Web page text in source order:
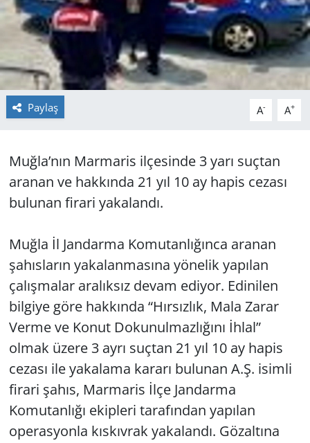
Paylaş A- A+
Muğla’nın Marmaris ilçesinde 3 yarı suçtan
aranan ve hakkında 21 yıl 10 ay hapis cezası
bulunan firari yakalandı.
Muğla İl Jandarma Komutanlığınca aranan
şahısların yakalanmasına yönelik yapılan
çalışmalar aralıksız devam ediyor. Edinilen
bilgiye göre hakkında “Hırsızlık, Mala Zarar
Verme ve Konut Dokunulmazlığını İhlal”
olmak üzere 3 ayrı suçtan 21 yıl 10 ay hapis
cezası ile yakalama kararı bulunan A.Ş. isimli
firari şahıs, Marmaris İlçe Jandarma
Komutanlığı ekipleri tarafından yapılan
operasyonla kıskıvrak yakalandı. Gözaltına
GÜNDEM
HABERDE İNSAN
KÜLTÜR SANAT
MAGAZİN
POLİTİKA
RESMİ İLANLAR
SİYASET
Yerel